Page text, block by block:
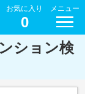
お気に入り
0
メニュー
ション検